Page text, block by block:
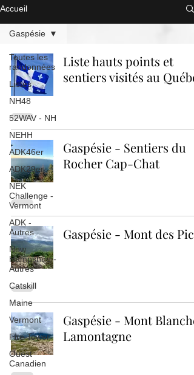
Accueil
Toutes les
randonnées
Listes
NH48
52WAV - NH
NEHH
ADK46er
ADK29er
NEK
Challenge -
Vermont
ADK -
Autres
New
Hampshire -
Autres
Catskill
Maine
Vermont
Fire Tower
Ouest
Canadien
Gaspésie
Liste hauts points et
sentiers visités au
Gaspésie - Sentiers du
Rocher Cap-Chat
Gaspésie - Mont des Pics
Gaspésie - Mont
Lamontagne